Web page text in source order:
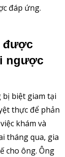
đáp ứng.
được
ngược
biệt giam tại
thực để phản
khám và
tháng qua, gia
cho ông. Ông